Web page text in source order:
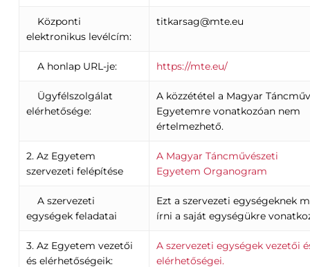
Központi
elektronikus levélcím:
titkarsag@mte.eu
A honlap URL-je: https://mte.eu/
Ügyfélszolgálat
elérhetősége:
A közzététel a Magyar
Egyetemre vonatkozóan nem
értelmezhető.
2. Az Egyetem
szervezeti felépítése
A Magyar Táncművészeti
Egyetem Organogram
A szervezeti
egységek feladatai
Ezt a szervezeti egységeknek
írni a saját egységükre
3. Az Egyetem vezetői
és elérhetőségeik:
A szervezeti egységek vezetői
elérhetőségei.